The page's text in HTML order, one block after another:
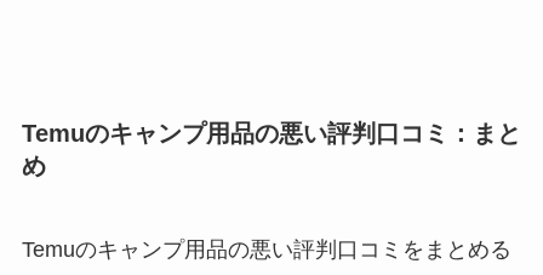
Temuのキャンプ用品の悪い評判口コミ：まと
め
Temuのキャンプ用品の悪い評判口コミをまとめる